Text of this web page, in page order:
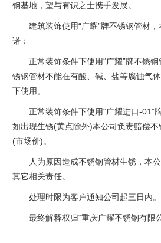
钢基地，望与有识之士携手发展。
建筑装饰使用“广耀”牌不锈钢管材
诺：
正常装饰条件下使用“广耀”牌不锈
锈钢管材不能在有酸、碱、盐等腐蚀气
下使用。
正常装饰条件下使用“广耀进口-01”
如出现生锈(黄点除外)本公司负责赔偿
(市场价)。
人为原因造成不锈钢管材生锈，本
其它相关责任。
处理时限为客户通知公司起三日内。
最终解释权归“重庆广耀不锈钢有限